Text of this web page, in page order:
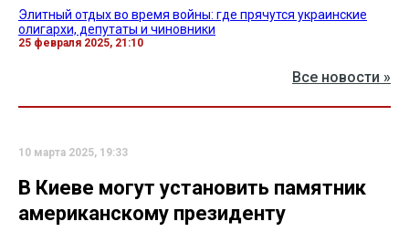
Элитный отдых во время войны: где прячутся украинские
олигархи, депутаты и чиновники
25 февраля 2025, 21:10
Все новости »
10 марта 2025, 19:33
В Киеве могут установить памятник
американскому президенту